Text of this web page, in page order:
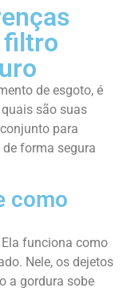
filtro
de esgoto, é
são suas
para
forma segura
como
funciona como
Nele, os dejetos
a gordura sobe